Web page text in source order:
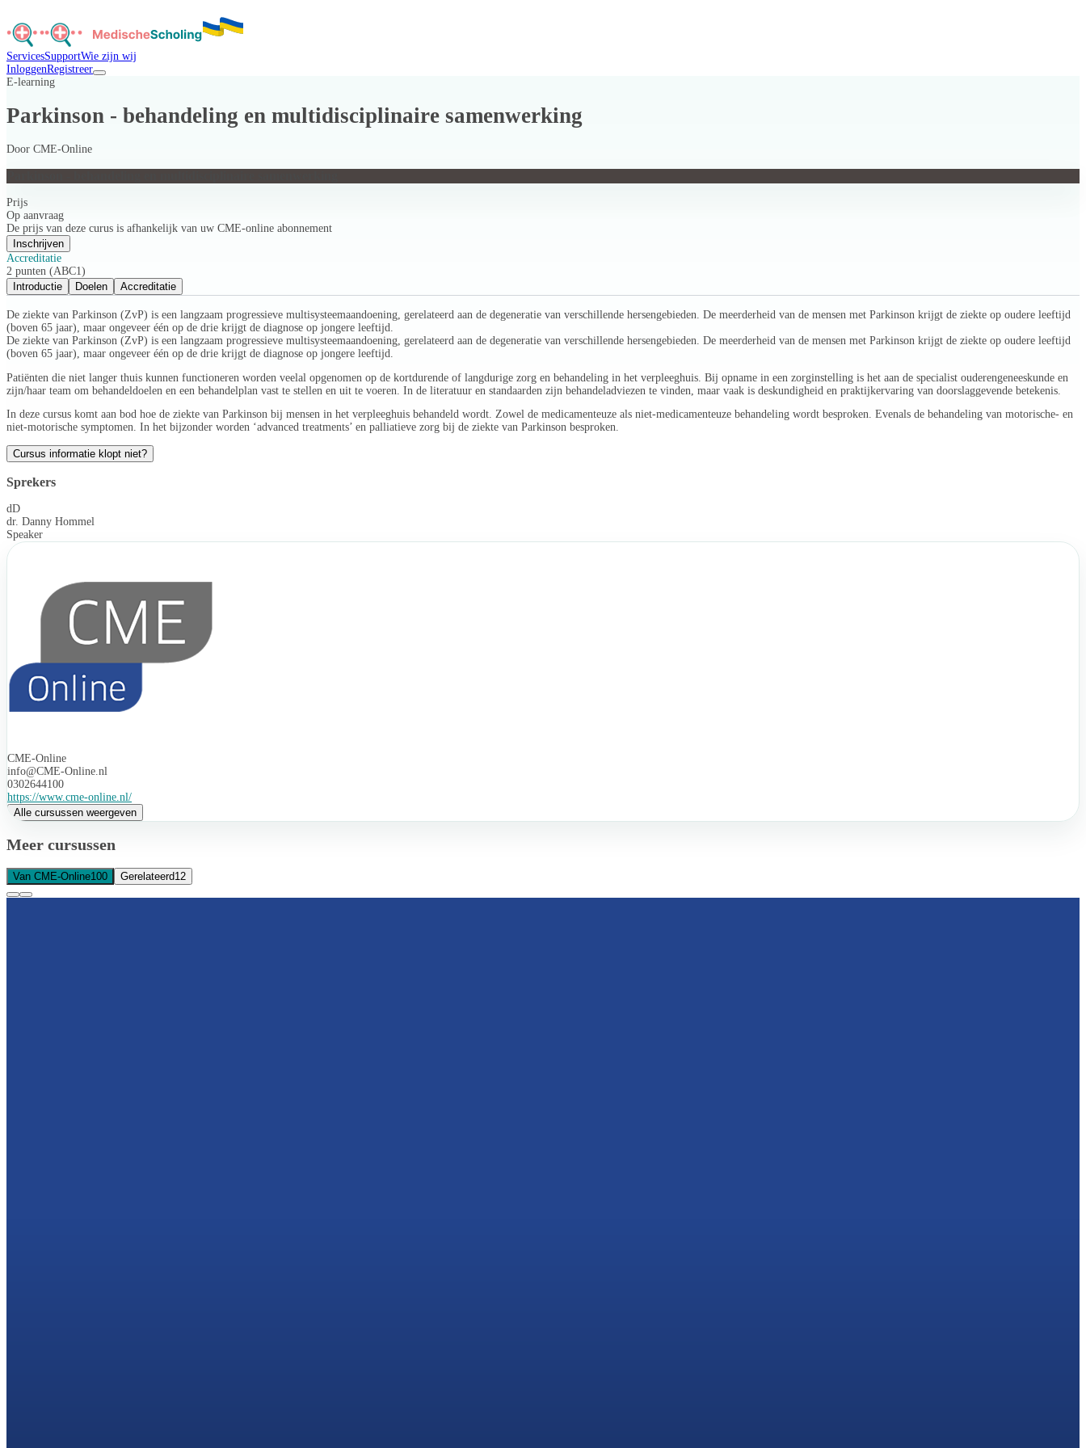
ServicesSupportWie zijn wij
InloggenRegistreer
E-learning
Parkinson - behandeling en multidisciplinaire samenwerking
Door CME-Online
Prijs
Op aanvraag
De prijs van deze curus is afhankelijk van uw CME-online abonnement
Inschrijven
Accreditatie
2 punten (ABC1)
Introductie
Doelen Accreditatie
De ziekte van Parkinson (ZvP) is een langzaam progressieve multisysteemaandoening, gerelateerd aan de degeneratie van verschillende hersengebieden. De meerderheid van de mensen met Parkinson krijgt de ziekte op oudere leeftijd
(boven 65 jaar), maar ongeveer één op de drie krijgt de diagnose op jongere leeftijd.
De ziekte van Parkinson (ZvP) is een langzaam progressieve multisysteemaandoening, gerelateerd aan de degeneratie van verschillende hersengebieden. De meerderheid van de mensen met Parkinson krijgt de ziekte op oudere leeftijd
(boven 65 jaar), maar ongeveer één op de drie krijgt de diagnose op jongere leeftijd.
Patiënten die niet langer thuis kunnen functioneren worden veelal opgenomen op de kortdurende of langdurige zorg en behandeling in het verpleeghuis. Bij opname in een zorginstelling is het aan de specialist ouderengeneeskunde en
zijn/haar team om behandeldoelen en een behandelplan vast te stellen en uit te voeren. In de literatuur en standaarden zijn behandeladviezen te vinden, maar vaak is deskundigheid en praktijkervaring van doorslaggevende betekenis.
In deze cursus komt aan bod hoe de ziekte van Parkinson bij mensen in het verpleeghuis behandeld wordt. Zowel de medicamenteuze als niet-medicamenteuze behandeling wordt besproken. Evenals de behandeling van motorische- en
niet-motorische symptomen. In het bijzonder worden ‘advanced treatments’ en palliatieve zorg bij de ziekte van Parkinson besproken.
Cursus informatie klopt niet?
Sprekers
dD
dr. Danny Hommel
Speaker
CME-Online
info@CME-Online.nl
0302644100
https://www.cme-online.nl/
Alle cursussen weergeven
Meer cursussen
Van CME-Online100 Gerelateerd12